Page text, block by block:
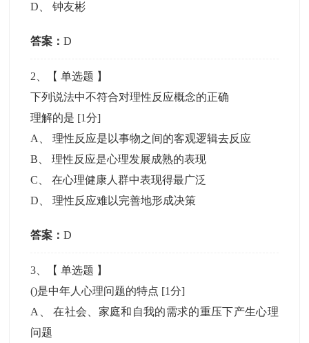
D 、钟友彬
答案：D
2 、【单选题 】
下列说法中不符合对理性反应概念的正确
理解的是 [1分]
A
、理性反应是以事物之间的客观逻辑去反应
B 、理性反应是心理发展成熟的表现
C 、在心理健康人群中表现得最广泛
D 、理性反应难以完善地形成决策
答案：D
3 、【单选题 】
()是中年人心理问题的特点 [1分]
A
、在社会、家庭和自我的需求的重压下产生心理
问题